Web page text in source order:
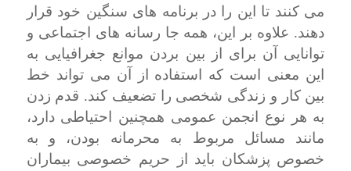
می کنند تا این را در برنامه های سنگین خود قرار
دهند. علاوه بر این، همه جا رسانه های اجتماعی و
توانایی آن برای از بین بردن موانع جغرافیایی به
این معنی است که استفاده از آن می تواند خط
بین کار و زندگی شخصی را تضعیف کند. قدم زدن
به هر نوع انجمن عمومی همچنین احتیاطی دارد،
مانند مسائل مربوط به محرمانه بودن، و به
خصوص پزشکان باید از حریم خصوصی بیماران